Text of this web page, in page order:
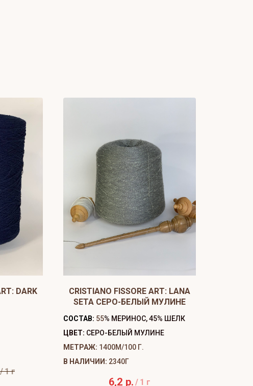
DARK
/1 г
CRISTIANO FISSORE ART: LANA
SETA СЕРО-БЕЛЫЙ МУЛИНЕ
СОСТАВ: 55% МЕРИНОС, 45% ШЕЛК
ЦВЕТ: СЕРО-БЕЛЫЙ МУЛИНЕ
МЕТРАЖ: 1400М/100 Г.
В НАЛИЧИИ: 2340Г
6,2 р. / 1 г